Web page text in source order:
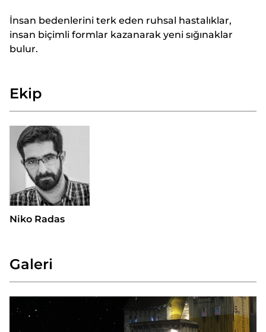
İnsan bedenlerini terk eden ruhsal hastalıklar,
insan biçimli formlar kazanarak yeni sığınaklar
bulur.
Ekip
Niko Radas
Galeri